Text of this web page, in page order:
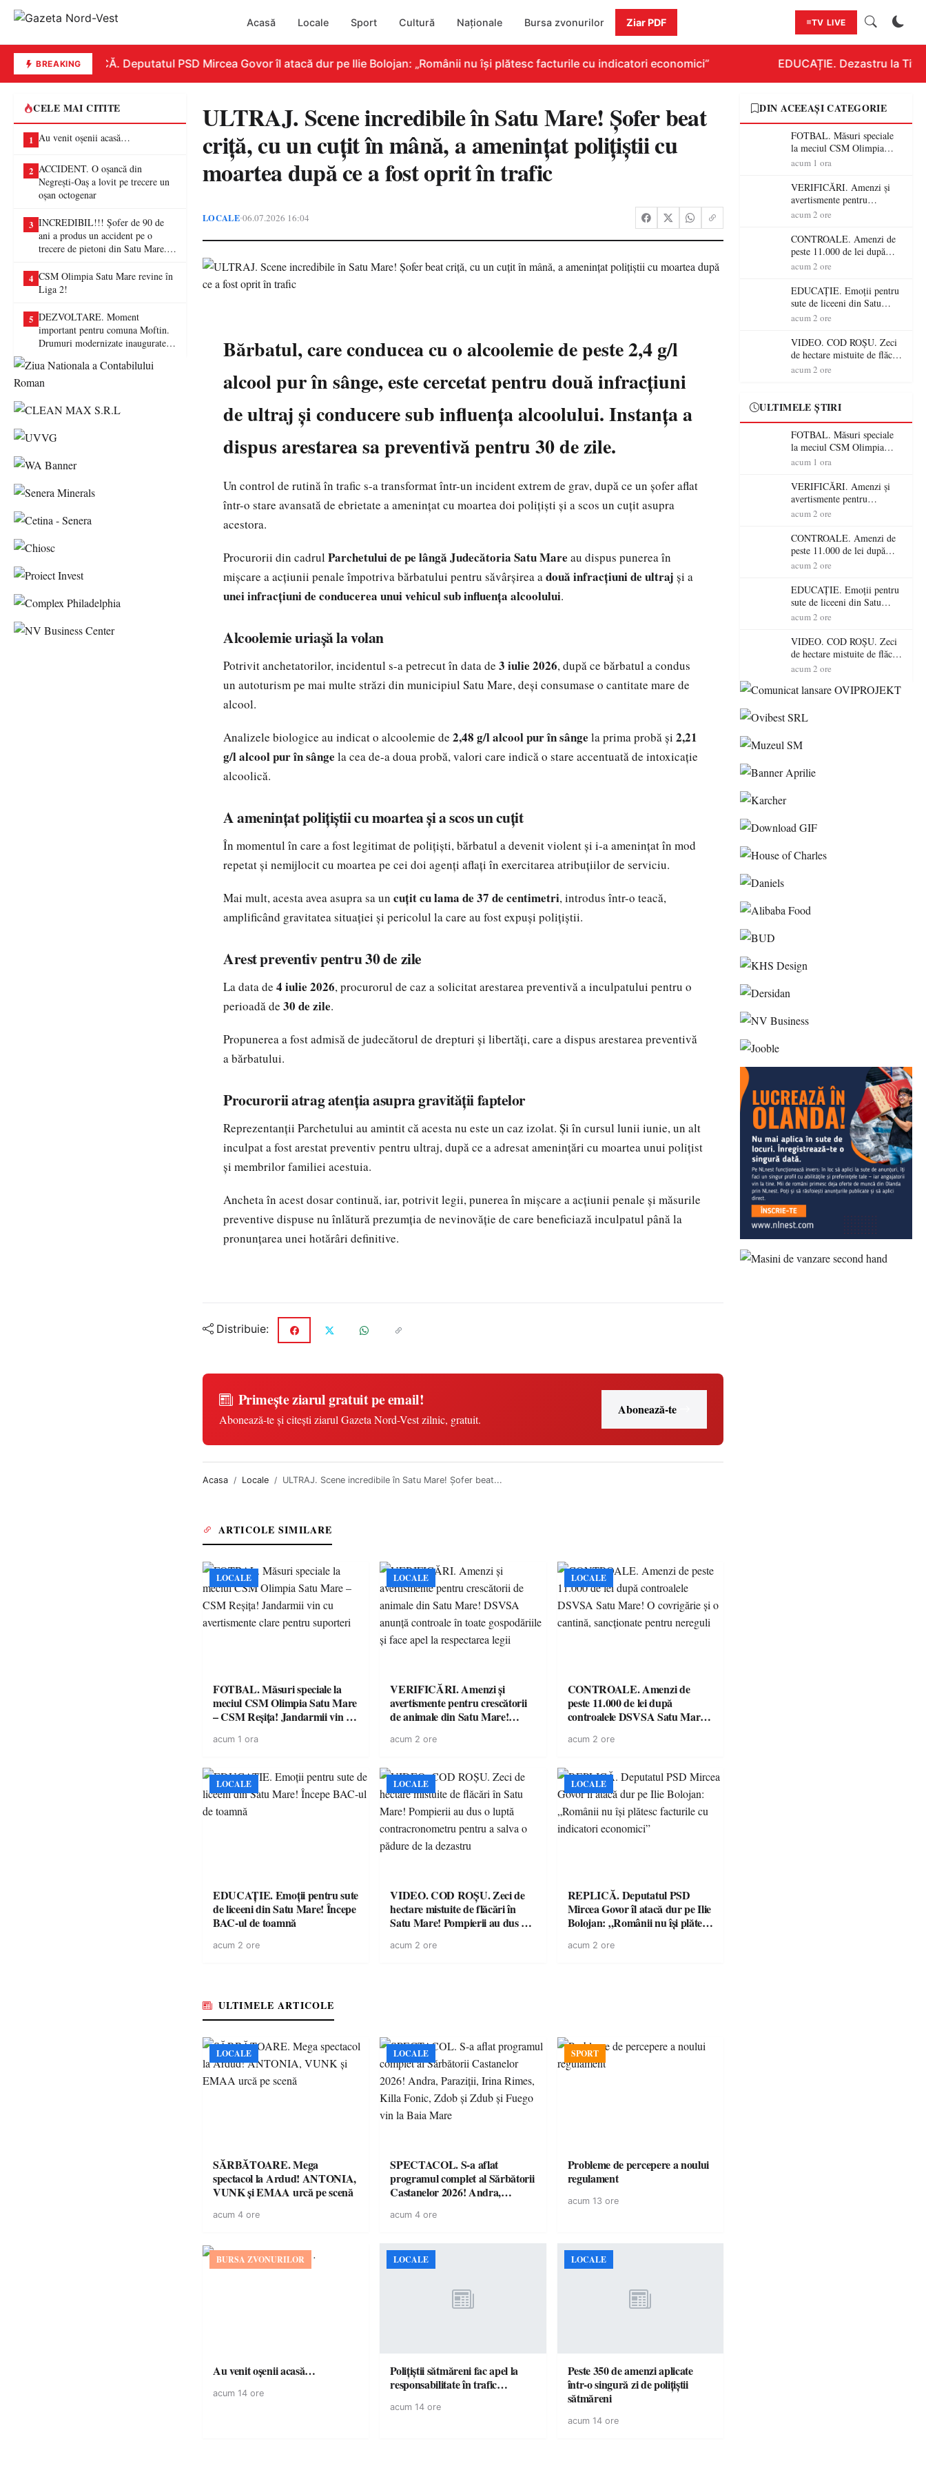
Acasă Locale Sport Cultură Naționale Bursa zvonurilor Ziar PDF TV LIVE
BREAKINGREPLICĂ. Deputatul PSD Mircea Govor îl atacă dur pe Ilie Bolojan: „Românii nu își plătesc facturile cu indicatori economici” EDUCAȚIE. Dezastru la
CELE MAI CITITE
1 Au venit oșenii acasă…
2 ACCIDENT. O oșancă din
Negrești-Oaș a lovit pe trecere un
oșan octogenar
3 INCREDIBIL!!! Șofer de 90 de
ani a produs un accident pe o
trecere de pietoni din Satu Mare. O
4 CSM Olimpia Satu Mare revine în
Liga 2!
5 DEZVOLTARE. Moment
important pentru comuna Moftin.
Drumuri modernizate inaugurate în
ULTRAJ. Scene incredibile în Satu Mare! Șofer beat
criță, cu un cuțit în mână, a amenințat polițiștii cu
moartea după ce a fost oprit în trafic
LOCALE•06.07.2026 16:04
Bărbatul, care conducea cu o alcoolemie de peste 2,4 g/l
alcool pur în sânge, este cercetat pentru două infracțiuni
de ultraj și conducere sub influența alcoolului. Instanța a
dispus arestarea sa preventivă pentru 30 de zile.
Un control de rutină în trafic s-a transformat într-un incident extrem de grav, după ce un șofer aflat
într-o stare avansată de ebrietate a amenințat cu moartea doi polițiști și a scos un cuțit asupra
acestora.
Procurorii din cadrul Parchetului de pe lângă Judecătoria Satu Mare au dispus punerea în
mișcare a acțiunii penale împotriva bărbatului pentru săvârșirea adouă infracțiuni de ultraj și a
unei infracțiuni de conducerea unui vehicul sub influența alcoolului.
Alcoolemie uriașă la volan
Potrivit anchetatorilor, incidentul s-a petrecut în data de 3 iulie 2026, după ce bărbatul a condus
un autoturism pe mai multe străzi din municipiul Satu Mare, deși consumase o cantitate mare de
alcool.
Analizele biologice au indicat o alcoolemie de 2,48 g/l alcool pur în sânge la prima probă și 2,21
g/l alcool pur în sânge la cea de-a doua probă, valori care indică o stare accentuată de intoxicație
alcoolică.
A amenințat polițiștii cu moartea și a scos un cuțit
În momentul în care a fost legitimat de polițiști, bărbatul a devenit violent și i-a amenințat în mod
repetat și nemijlocit cu moartea pe cei doi agenți aflați în exercitarea atribuțiilor de serviciu.
Mai mult, acesta avea asupra sa un cuțit cu lama de 37 de centimetri, introdus într-o teacă,
amplificând gravitatea situației și pericolul la care au fost expuși polițiștii.
Arest preventiv pentru 30 de zile
La data de 4 iulie 2026, procurorul de caz a solicitat arestarea preventivă a inculpatului pentru o
perioadă de 30 de zile.
Propunerea a fost admisă de judecătorul de drepturi și libertăți, care a dispus arestarea preventivă
a bărbatului.
Procurorii atrag atenția asupra gravității faptelor
Reprezentanții Parchetului au amintit că acesta nu este un caz izolat. Și în cursul lunii iunie, un alt
inculpat a fost arestat preventiv pentru ultraj, după ce a adresat amenințări cu moartea unui polițist
și membrilor familiei acestuia.
Ancheta în acest dosar continuă, iar, potrivit legii, punerea în mișcare a acțiunii penale și măsurile
preventive dispuse nu înlătură prezumția de nevinovăție de care beneficiază inculpatul până la
pronunțarea unei hotărâri definitive.
Distribuie:
Primește ziarul gratuit pe email!
Abonează-te și citești ziarul Gazeta Nord-Vest zilnic, gratuit.
Abonează-te
Acasa Locale ULTRAJ. Scene incredibile în Satu Mare! Șofer beat...
ARTICOLE SIMILARE
LOCALE
FOTBAL. Măsuri speciale la
meciul CSM Olimpia Satu Mare
– CSM Reșița! Jandarmii vin cu
suporteri
acum 1 ora
LOCALE
VERIFICĂRI. Amenzi și
avertismente pentru crescătorii
de animale din Satu Mare!
toate gospodăriile și face apel la
acum 2 ore
LOCALE
CONTROALE. Amenzi de
peste 11.000 de lei după
controalele DSVSA Satu Mare!
sancționate pentru nereguli
acum 2 ore
LOCALE
EDUCAȚIE. Emoții pentru sute
de liceeni din Satu Mare! Începe
BAC-ul de toamnă
acum 2 ore
LOCALE
VIDEO. COD ROȘU. Zeci de
hectare mistuite de flăcări în
Satu Mare! Pompierii au dus o
a salva o pădure de la dezastru
acum 2 ore
LOCALE
REPLICĂ. Deputatul PSD
Mircea Govor îl atacă dur pe Ilie
Bolojan: „Românii nu își plătesc
economici”
acum 2 ore
ULTIMELE ARTICOLE
LOCALE
SĂRBĂTOARE. Mega
spectacol la Ardud! ANTONIA,
VUNK și EMAA urcă pe scenă
acum 4 ore
LOCALE
SPECTACOL. S-a aflat
programul complet al Sărbătorii
Castanelor 2026! Andra,
Fonic, Zdob și Zdub și Fuego
acum 4 ore
SPORT
Probleme de percepere a noului
regulament
acum 13 ore
BURSA ZVONURILOR
Au venit oșenii acasă…
acum 14 ore
LOCALE
Polițiștii sătmăreni fac apel la
responsabilitate în trafic…
acum 14 ore
LOCALE
Peste 350 de amenzi aplicate
într-o singură zi de polițiștii
sătmăreni
acum 14 ore
DIN ACEEAȘI CATEGORIE
FOTBAL. Măsuri speciale
la meciul CSM Olimpia
Satu Mare – CSM Reșița!
avertismente clare pentru
suporteri
acum 1 ora
VERIFICĂRI. Amenzi și
avertismente pentru
crescătorii de animale din
controale în toate
gospodăriile și face apel la
respectarea legii
acum 2 ore
CONTROALE. Amenzi de
peste 11.000 de lei după
controalele DSVSA Satu
cantină, sancționate pentru
nereguli
acum 2 ore
EDUCAȚIE. Emoții pentru
sute de liceeni din Satu
Mare! Începe BAC-ul de
acum 2 ore
VIDEO. COD ROȘU. Zeci
de hectare mistuite de flăcări
în Satu Mare! Pompierii au
salva o pădure de la dezastru
acum 2 ore
ULTIMELE ȘTIRI
FOTBAL. Măsuri speciale
la meciul CSM Olimpia
Satu Mare – CSM Reșița!
avertismente clare pentru
suporteri
acum 1 ora
VERIFICĂRI. Amenzi și
avertismente pentru
crescătorii de animale din
controale în toate
gospodăriile și face apel la
respectarea legii
acum 2 ore
CONTROALE. Amenzi de
peste 11.000 de lei după
controalele DSVSA Satu
cantină, sancționate pentru
nereguli
acum 2 ore
EDUCAȚIE. Emoții pentru
sute de liceeni din Satu
Mare! Începe BAC-ul de
acum 2 ore
VIDEO. COD ROȘU. Zeci
de hectare mistuite de flăcări
în Satu Mare! Pompierii au
contracronometru pentru a
acum 2 ore